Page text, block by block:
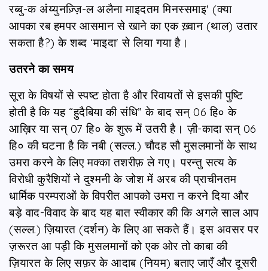
रब्बु-क अंय्युनज़्ज़ि-ल अलैना माइदतम मिनस्समाइ' (क्या
आपका रब हमपर आसमान से खाने का एक ख़्वान (थाल) उतार
सकता है?) के शब्द ‘माइदा' से लिया गया है।
उतरने का समय
सूरा के विषयों से स्पष्ट होता है और रिवायतों से इसकी पुष्टि
होती है कि यह “हुदैबिया की संधि” के बाद सन् 06 हि० के
आख़िर या सन् 07 हि० के शुरू में उतरी है। ज़ी-कादा सन् 06
हि० की घटना है कि नबी (सल्ल.) चौदह सौ मुसलमानों के साथ
उमरा करने के लिए मक्का तशरीफ़ ले गए। परन्तु सत्य के
विरोधी कुरैशियों ने दुश्मनी के जोश में अरब की प्राचीनतम
धार्मिक परम्पराओं के विपरीत आपको उमरा न करने दिया और
बड़े वाद-विवाद के बाद यह बात स्वीकार की कि अगले साल आप
(सल्ल.) ज़ियारत (दर्शन) के लिए आ सकते हैं। इस अवसर पर
ज़रूरत आ पड़ी कि मुसलमानों को एक ओर तो काबा की
ज़ियारत के लिए सफ़र के आदाब (नियम) बताए जाएँ और दूसरी